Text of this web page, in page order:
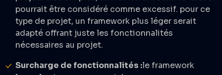
pourrait être considéré comme excessif. pour ce
type de projet, un framework plus léger serait
adapté offrant juste les fonctionnalités
nécessaires au projet.
Surcharge de fonctionnalités :le framework